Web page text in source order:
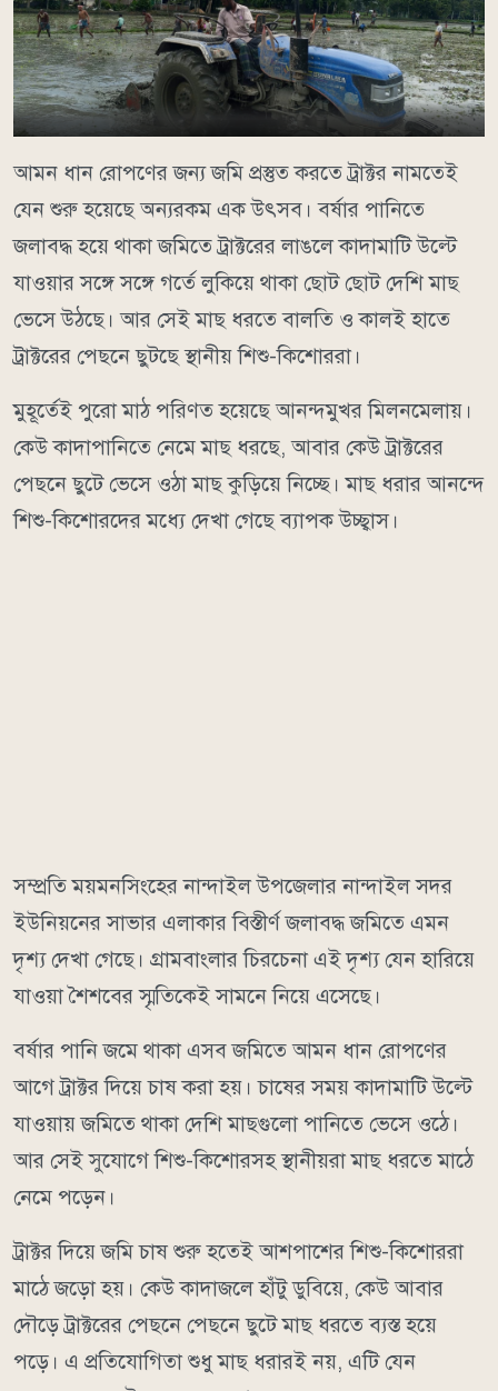
আমন ধান রোপণের জন্য জমি প্রস্তুত করতে ট্রাক্টর নামতেই
যেন শুরু হয়েছে অন্যরকম এক উৎসব। বর্ষার পানিতে
জলাবদ্ধ হয়ে থাকা জমিতে ট্রাক্টরের লাঙলে কাদামাটি উল্টে
যাওয়ার সঙ্গে সঙ্গে গর্তে লুকিয়ে থাকা ছোট ছোট দেশি মাছ
ভেসে উঠছে। আর সেই মাছ ধরতে বালতি ও কালই হাতে
ট্রাক্টরের পেছনে ছুটছে স্থানীয় শিশু-কিশোররা।
মুহূর্তেই পুরো মাঠ পরিণত হয়েছে আনন্দমুখর মিলনমেলায়।
কেউ কাদাপানিতে নেমে মাছ ধরছে, আবার কেউ ট্রাক্টরের
পেছনে ছুটে ভেসে ওঠা মাছ কুড়িয়ে নিচ্ছে। মাছ ধরার আনন্দে
শিশু-কিশোরদের মধ্যে দেখা গেছে ব্যাপক উচ্ছ্বাস।
সম্প্রতি ময়মনসিংহের নান্দাইল উপজেলার নান্দাইল সদর
ইউনিয়নের সাভার এলাকার বিস্তীর্ণ জলাবদ্ধ জমিতে এমন
দৃশ্য দেখা গেছে। গ্রামবাংলার চিরচেনা এই দৃশ্য যেন হারিয়ে
যাওয়া শৈশবের স্মৃতিকেই সামনে নিয়ে এসেছে।
বর্ষার পানি জমে থাকা এসব জমিতে আমন ধান রোপণের
আগে ট্রাক্টর দিয়ে চাষ করা হয়। চাষের সময় কাদামাটি উল্টে
যাওয়ায় জমিতে থাকা দেশি মাছগুলো পানিতে ভেসে ওঠে।
আর সেই সুযোগে শিশু-কিশোরসহ স্থানীয়রা মাছ ধরতে মাঠে
নেমে পড়েন।
ট্রাক্টর দিয়ে জমি চাষ শুরু হতেই আশপাশের শিশু-কিশোররা
মাঠে জড়ো হয়। কেউ কাদাজলে হাঁটু ডুবিয়ে, কেউ আবার
দৌড়ে ট্রাক্টরের পেছনে পেছনে ছুটে মাছ ধরতে ব্যস্ত হয়ে
পড়ে। এ প্রতিযোগিতা শুধু মাছ ধরারই নয়, এটি যেন